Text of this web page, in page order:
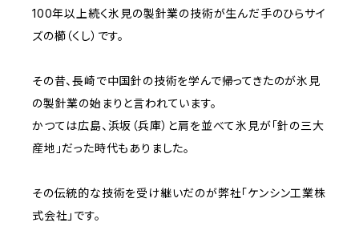
100年以上続く氷見の製針業の技術が生んだ手のひらサイ
ズの櫛（くし）です。
その昔、長崎で中国針の技術を学んで帰ってきたのが氷見
の製針業の始まりと言われています。
かつては広島、浜坂（兵庫）と肩を並べて氷見が「針の三大
産地」だった時代もありました。
その伝統的な技術を受け継いだのが弊社「ケンシン工業株
式会社」です。